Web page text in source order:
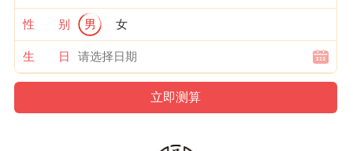
性 别 男 女
生 日